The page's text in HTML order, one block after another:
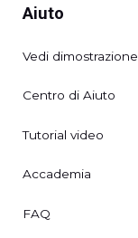
Aiuto
Vedi dimostrazione
Centro di Aiuto
Tutorial video
Accademia
FAQ